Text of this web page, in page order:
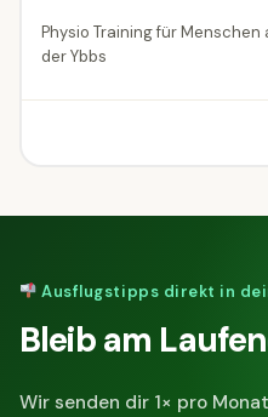
Physio Training für
der Ybbs
Ausflugstipps direkt in
Bleib am
Wir senden dir 1× pro